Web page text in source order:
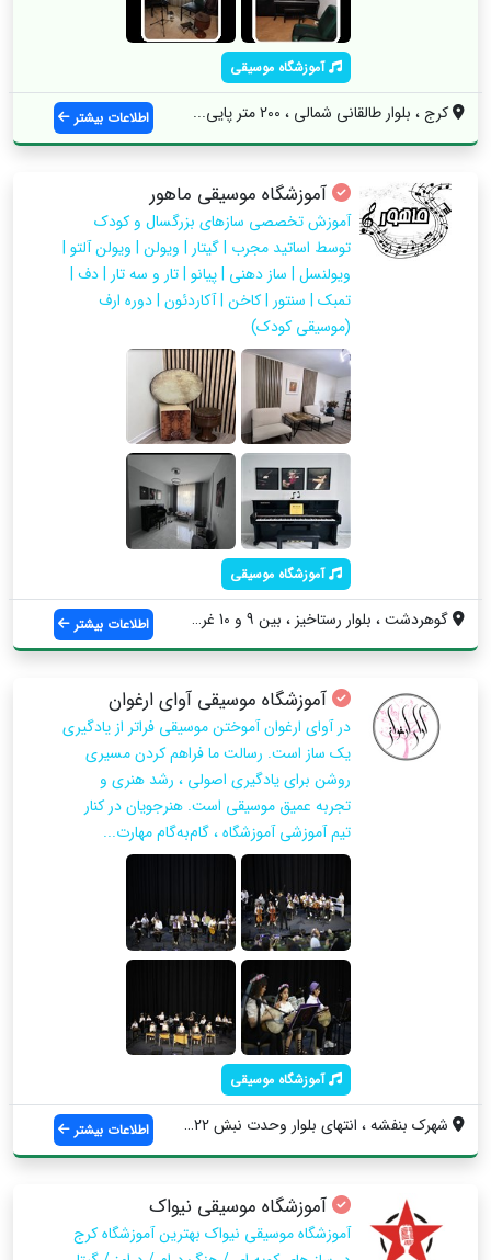
آموزشگاه موسیقی
کرج ، بلوار طالقانی شمالی ، 200 متر پایی... اطلاعات بیشتر
آموزشگاه موسیقی ماهور
آموزش تخصصی سازهای بزرگسال و کودک
توسط اساتید مجرب | گیتار | ویولن | ویولن آلتو |
ویولنسل | ساز دهنی | پیانو | تار و سه تار | دف |
تمبک | سنتور | کاخن | آکاردئون | دوره ارف
(موسیقی کودک)
آموزشگاه موسیقی
گوهردشت ، بلوار رستاخیز ، بین 9 و 10 غرب... اطلاعات بیشتر
آموزشگاه موسیقی آوای ارغوان
در آوای ارغوان آموختن موسیقی فراتر از یادگیری
یک ساز است. رسالت ما فراهم کردن مسیری
روشن برای یادگیری اصولی ، رشد هنری و
تجربه عمیق موسیقی است. هنرجویان در کنار
تیم آموزشی آموزشگاه ، گام‌به‌گام مهارت‌...
آموزشگاه موسیقی
شهرک بنفشه ، انتهای بلوار وحدت نبش 22بهم... اطلاعات بیشتر
آموزشگاه موسیقی نیواک
آموزشگاه موسیقی نیواک بهترین آموزشگاه کرج